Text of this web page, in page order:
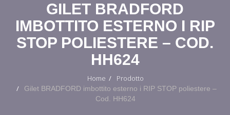
GILET BRADFORD
IMBOTTITO ESTERNO I RIP
STOP POLIESTERE – COD.
HH624
Home Prodotto
Gilet BRADFORD imbottito esterno i RIP STOP poliestere –
Cod. HH624